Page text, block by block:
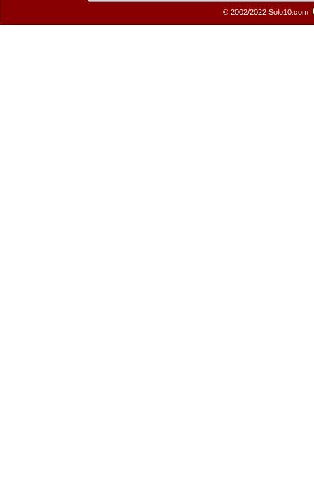
© 2002/2022 Solo10.com